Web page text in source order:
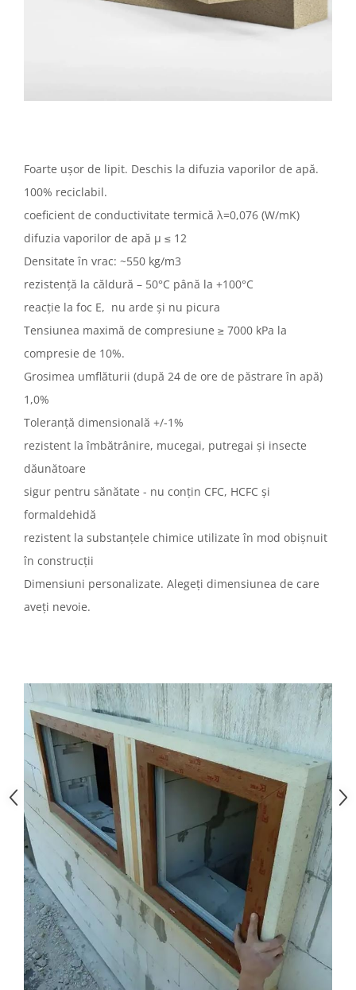
Foarte ușor de lipit. Deschis la difuzia vaporilor de apă.
100% reciclabil.
coeficient de conductivitate termică λ=0,076 (W/mK)
difuzia vaporilor de apă µ ≤ 12
Densitate în vrac: ~550 kg/m3
rezistență la căldură – 50°C până la +100°C
reacție la foc E, nu arde și nu picura
Tensiunea maximă de compresiune ≥ 7000 kPa la
compresie de 10%.
Grosimea umflăturii (după 24 de ore de păstrare în apă)
1,0%
Toleranță dimensională +/-1%
rezistent la îmbătrânire, mucegai, putregai și insecte
dăunătoare
sigur pentru sănătate - nu conțin CFC, HCFC și
formaldehidă
rezistent la substanțele chimice utilizate în mod obișnuit
în construcții
Dimensiuni personalizate. Alegeți dimensiunea de care
aveți nevoie.